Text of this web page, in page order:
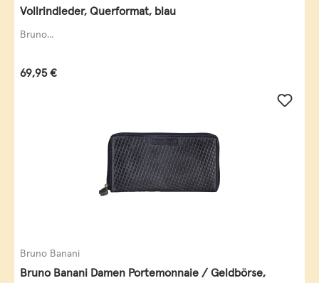
Vollrindleder, Querformat, blau
Bruno...
Regulärer Preis:
69,95 €
Bruno Banani
Bruno Banani Damen Portemonnaie / Geldbörse,